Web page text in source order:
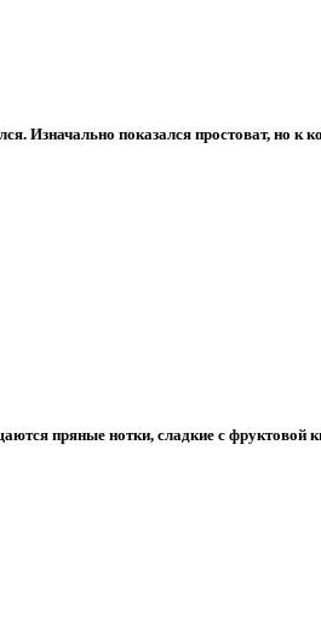
Изначально показался простоват, но к
пряные нотки, сладкие с фруктовой